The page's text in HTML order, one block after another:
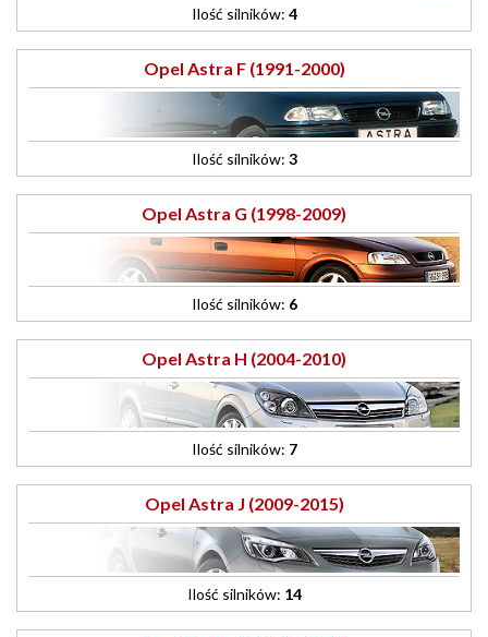
Ilość silników: 4
Opel Astra F (1991-2000)
Ilość silników: 3
Opel Astra G (1998-2009)
Ilość silników: 6
Opel Astra H (2004-2010)
Ilość silników: 7
Opel Astra J (2009-2015)
Ilość silników: 14